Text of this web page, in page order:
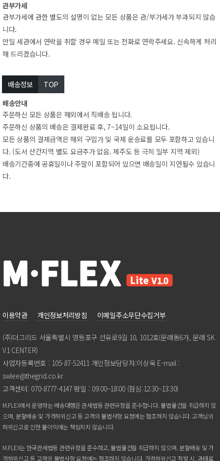
관부가세
관부가세에관한별도의설명이없는모든상품은관/부가세가부과되지않습
니다.
만일세관에서연락을취할경우메일또는전화로연락주세요.신속하게처리
해드리겠습니다.
배송정보 TOP
배송안내
주문하신모든상품은해외에서직배송됩니다.
주문하신상품의배송은결제완료후,7~14일이소요됩니다.
모든상품의결제금액은해외구입가및국제운송료를모두포함하고있습니
다.(도서산간지역별도요금추가없음.제주도등극히일부지역제외)
배송기간중에공휴일이나주말이포함되어있으면배송일이지연될수있습니
다.
이용약관 개인정보처리방침 이메일주소무단수집거부
(주)더그리드서울특별시영등포구선유로9길10,1012호(문래동6가,문래SK
V1CENTER)
사업자등록번호:105-87-52411개인정보담당자:이상욱E-mail:
swlee@thegrid.co.kr
고객센터:070-8777-4147평일:09:00~18:00(점심:12:30~13:30)
M.FLEX에서운영하는배송대행은관세법등관련규정을준수합니다.불법물건을취급하지않
으며,분할배송및가격허위신고등고객의불법사항요청에는협조하지않습니다.고객님의
허위신고로인한불이익에는책임지지않습니다.
M.FLEX는한국관세법등관련규정을준수하고,불법물건을취급하지않으며,분할배송및가
격허위신고등고객의불법사항요청에는협조하지않습니다.가격허위신고적발시,과태료